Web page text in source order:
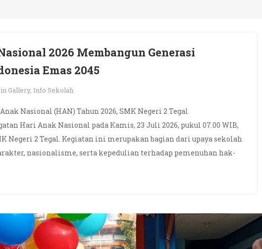
2026 Membangun Generasi
Emas 2045
Gallery, Info Sekolah
Nasional (HAN) Tahun 2026, SMK Negeri 2 Tegal
Hari Anak Nasional pada Kamis, 23 Juli 2026, pukul 07.00 WIB,
Negeri 2 Tegal. Kegiatan ini merupakan bagian dari upaya sekolah
nasionalisme, serta kepedulian terhadap pemenuhan hak-